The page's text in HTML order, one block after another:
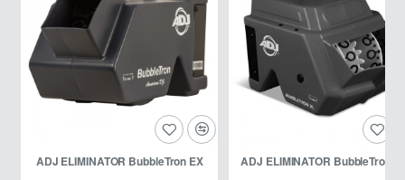
ADJ ELIMINATOR BubbleTron EX ADJ ELIMINATOR BubbleTron